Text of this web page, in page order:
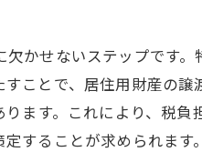
な節税対策プランの立て方
の法律や制度の最新情報
タイミングで節税効果を最
かせないステップです
ことで、居住用財産の
ます。これにより、税
することが求められます。